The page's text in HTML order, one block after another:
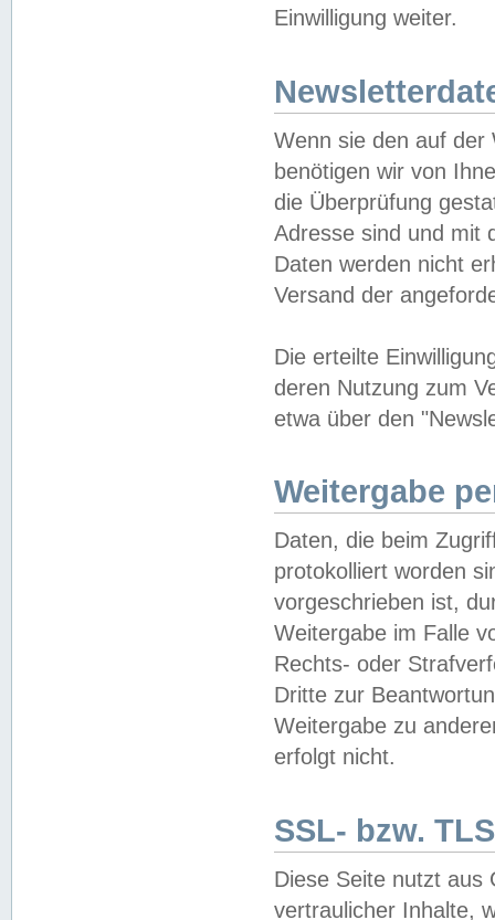
Einwilligung weiter.
Wenn sie den auf der
benötigen wir von
die Überprüfung
Adresse sind und mit
Daten werden nicht
Versand der
Die erteilte
deren Nutzung zum
etwa über den
Weitergabe
Daten, die beim
protokolliert worden
vorgeschrieben ist,
Weitergabe im Falle
Rechts- oder
Dritte zur
Weitergabe zu
erfolgt nicht.
SSL- bzw.
Diese Seite nutzt aus
vertraulicher Inhalte,